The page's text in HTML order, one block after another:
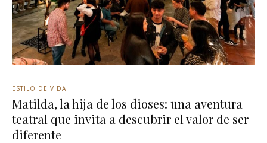
ESTILO DE VIDA
Matilda, la hija de los dioses: una aventura
teatral que invita a descubrir el valor de ser
diferente